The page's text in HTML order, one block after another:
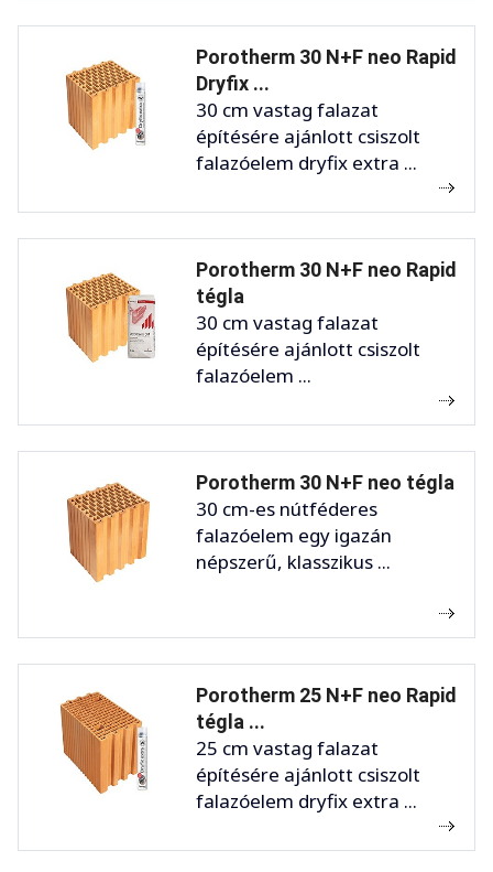
Porotherm 30 N+F neo Rapid
Dryfix ...
30 cm vastag falazat
építésére ajánlott csiszolt
falazóelem dryfix extra ...
Porotherm 30 N+F neo Rapid
tégla
30 cm vastag falazat
építésére ajánlott csiszolt
falazóelem ...
Porotherm 30 N+F neo tégla
30 cm-es nútféderes
falazóelem egy igazán
népszerű, klasszikus ...
Porotherm 25 N+F neo Rapid
tégla ...
25 cm vastag falazat
építésére ajánlott csiszolt
falazóelem dryfix extra ...